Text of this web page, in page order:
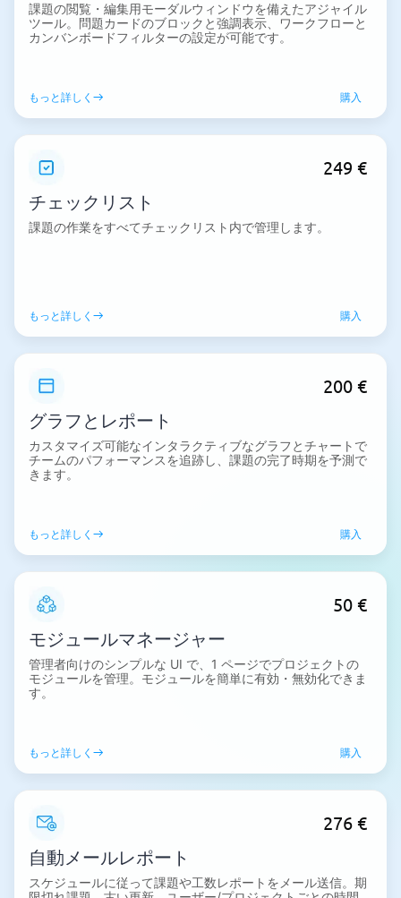
課題の閲覧・編集用モーダルウィンドウを備えたアジャイル
ツール。問題カードのブロックと強調表示、ワークフローと
カンバンボードフィルターの設定が可能です。
もっと詳しく 購入
249 €
チェックリスト
課題の作業をすべてチェックリスト内で管理します。
もっと詳しく 購入
200 €
グラフとレポート
カスタマイズ可能なインタラクティブなグラフとチャートで
チームのパフォーマンスを追跡し、課題の完了時期を予測で
きます。
もっと詳しく 購入
50 €
モジュールマネージャー
管理者向けのシンプルな UI で、1 ページでプロジェクトの
モジュールを管理。モジュールを簡単に有効・無効化できま
す。
もっと詳しく 購入
276 €
自動メールレポート
スケジュールに従って課題や工数レポートをメール送信。期